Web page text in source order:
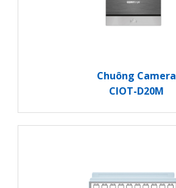
Chuông Camera
CIOT-D20M